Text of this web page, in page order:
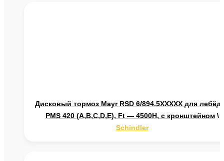
Дисковый тормоз Mayr RSD 6/894.5XXXXX для
PMS 420 (A,B,C,D,E), Ft — 4500H, с кронштейном\
Schindler